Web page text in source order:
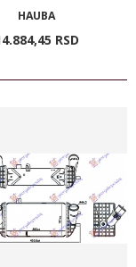
HAUBA
45 RSD